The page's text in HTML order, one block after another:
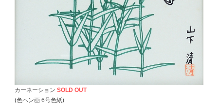
カーネーション SOLD OUT
(色ペン画 6号色紙)